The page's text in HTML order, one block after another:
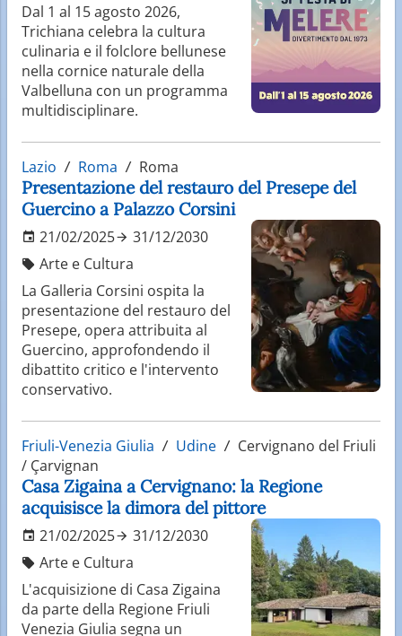
Dal 1 al 15 agosto 2026,
Trichiana celebra la cultura
culinaria e il folclore bellunese
nella cornice naturale della
Valbelluna con un programma
multidisciplinare.
Lazio Roma Roma
Presentazione del restauro del Presepe del
Guercino a Palazzo Corsini
21/02/2025
31/12/2030
Arte e Cultura
La Galleria Corsini ospita la
presentazione del restauro del
Presepe, opera attribuita al
Guercino, approfondendo il
dibattito critico e l'intervento
conservativo.
Friuli-Venezia Giulia Udine
Cervignano del Friuli
/ Çarvignan
Casa Zigaina a Cervignano: la Regione
acquisisce la dimora del pittore
21/02/2025
31/12/2030
Arte e Cultura
L'acquisizione di Casa Zigaina
da parte della Regione Friuli
Venezia Giulia segna un